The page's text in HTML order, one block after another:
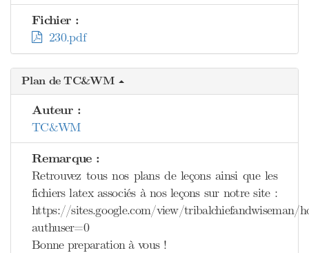
Fichier :
230.pdf
Plan de TC&WM
Auteur :
TC&WM
Remarque :
Retrouvez tous nos plans de leçons ainsi que les
fichiers latex associés à nos leçons sur notre site :
https://sites.google.com/view/tribalchiefandwiseman/
authuser=0
Bonne preparation à vous !